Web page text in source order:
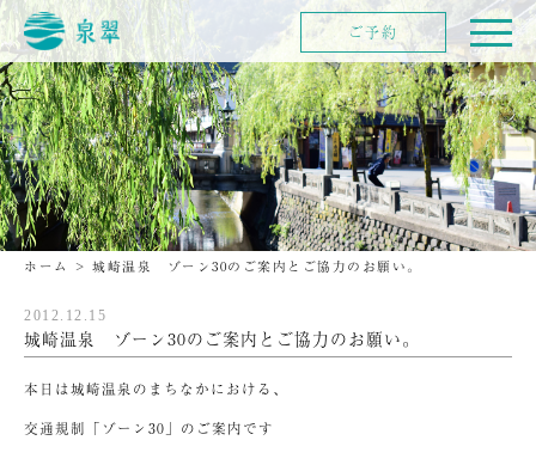
ホーム > 城崎温泉 ゾーン30のご案内とご協力のお願い。
2012.12.15
城崎温泉 ゾーン30のご案内とご協力のお願い。
本日は城崎温泉のまちなかにおける、
交通規制「ゾーン30」のご案内です
ご予約